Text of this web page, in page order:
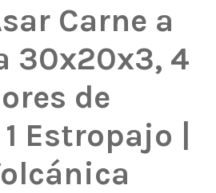
Carne a
30x20x3, 4
de
Estropajo |